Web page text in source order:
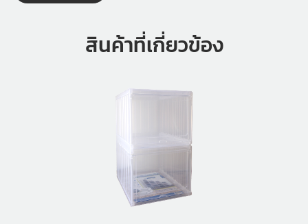
สินค้าที่เกี่ยวข้อง